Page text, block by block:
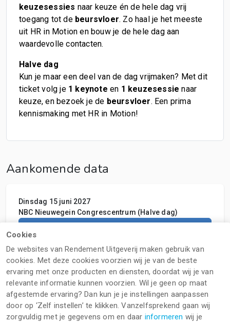
Cookies
De websites van Rendement Uitgeverij maken gebruik van
cookies. Met deze cookies voorzien wij je van de beste
ervaring met onze producten en diensten, doordat wij je van
relevante informatie kunnen voorzien. Wil je geen op maat
afgestemde ervaring? Dan kun je je instellingen aanpassen
door op ‘Zelf instellen’ te klikken. Vanzelfsprekend gaan wij
zorgvuldig met je gegevens om en daar informeren wij je
keuzesessies naar keuze én de hele dag vrij
toegang tot de beursvloer. Zo haal je het meeste
uit HR in Motion en bouw je de hele dag aan
waardevolle contacten.
Halve dag
Kun je maar een deel van de dag vrijmaken? Met dit
ticket volg je 1 keynote en 1 keuzesessie naar
keuze, en bezoek je de beursvloer. Een prima
kennismaking met HR in Motion!
Aankomende data
Dinsdag 15 juni 2027
NBC Nieuwegein Congrescentrum (Halve dag)
Dinsdag 15 juni 2027
NBC Nieuwegein Congrescentrum
Selecteer